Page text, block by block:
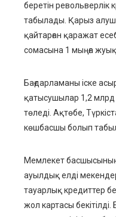
беретін револьверлік
табылады. Қарыз
қайтарған қаражат
сомасына 1 мыңға
Бағдарламаны іске
қатысушылар 1,2
төледі. Ақтөбе,
көшбасшы болып
Мемлекет
ауылдық елді
тауарлық кредиттер
жол картасы бекітілді.